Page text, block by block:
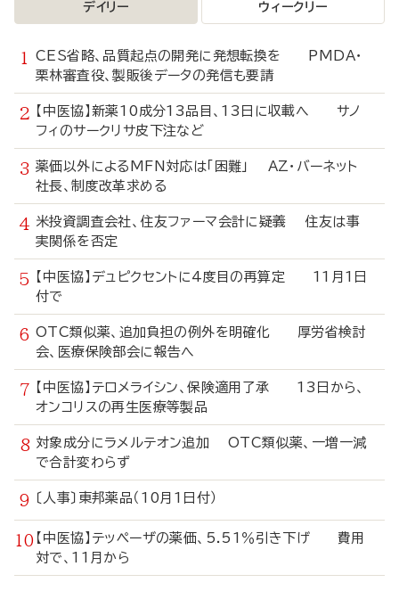
デイリー ウィークリー
CES省略、品質起点の開発に発想転換を PMDA・
栗林審査役、製販後データの発信も要請
【中医協】新薬10成分13品目、13日に収載へ サノ
フィのサークリサ皮下注など
薬価以外によるMFN対応は「困難」 AZ・バーネット
社長、制度改革求める
米投資調査会社、住友ファーマ会計に疑義 住友は事
実関係を否定
【中医協】デュピクセントに4度目の再算定 11月1日
付で
OTC類似薬、追加負担の例外を明確化 厚労省検討
会、医療保険部会に報告へ
【中医協】テロメライシン、保険適用了承 13日から、
オンコリスの再生医療等製品
対象成分にラメルテオン追加 OTC類似薬、一増一減
で合計変わらず
〔人事〕東邦薬品（10月1日付）
【中医協】テッペーザの薬価、5.51％引き下げ 費用
対で、11月から